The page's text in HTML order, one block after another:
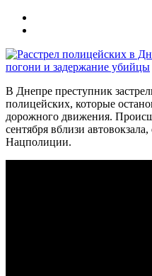
В Днепре преступник
полицейских, которые
дорожного движения.
сентября вблизи
Нацполиции.